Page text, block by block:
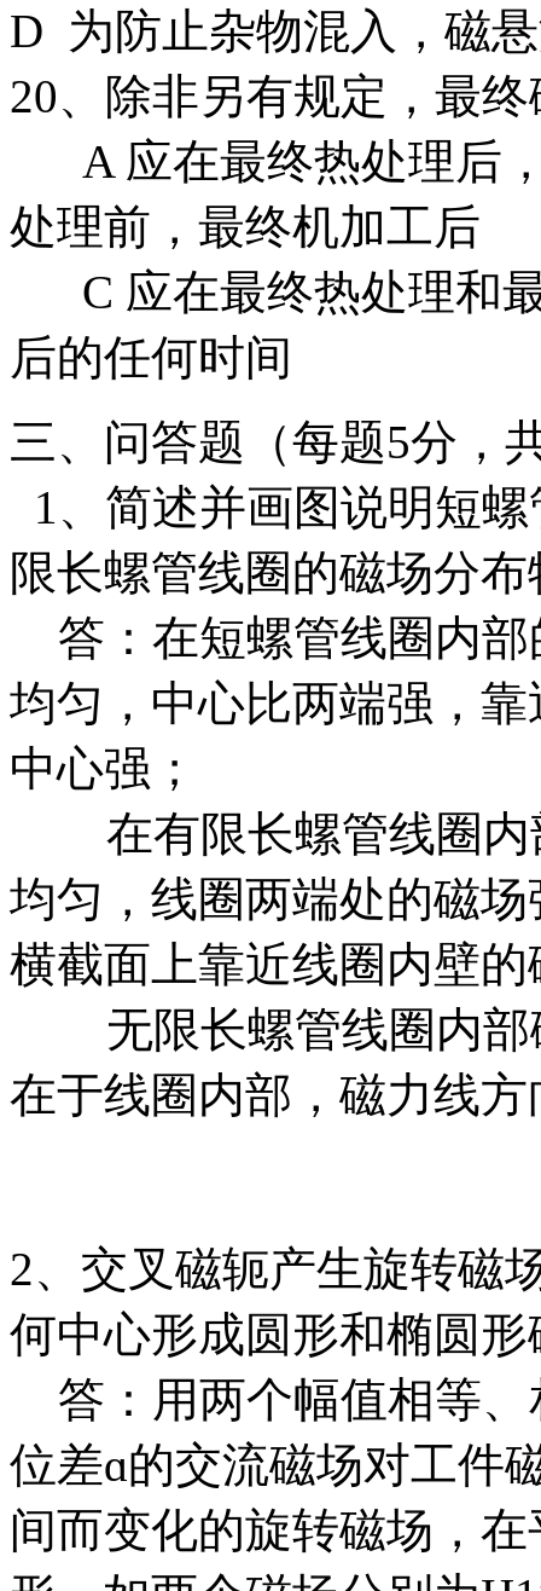
D 为防止杂物混入，磁
20、除非另有规定，最
A 应在最终热处理后
处理前，最终机加工后
C 应在最终热处理和
后的任何时间
三、问答题（每题5分，
1、简述并画图说明短
限长螺管线圈的磁场分
答：在短螺管线圈内部
均匀，中心比两端强，
中心强；
在有限长螺管线圈内
均匀，线圈两端处的磁
横截面上靠近线圈内壁
无限长螺管线圈内部
在于线圈内部，磁力线
2、交叉磁轭产生旋转磁
何中心形成圆形和椭圆
答：用两个幅值相等、
位差ɑ的交流磁场对工件
间而变化的旋转磁场，